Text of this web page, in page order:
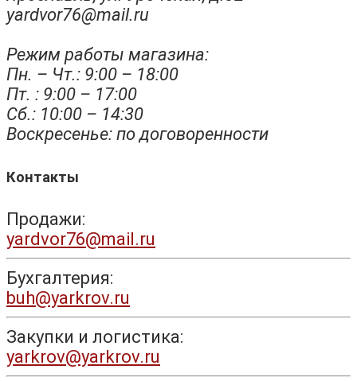
yardvor76@mail.ru
Режим работы магазина:
Пн. – Чт.: 9:00 – 18:00
Пт. : 9:00 – 17:00
Сб.: 10:00 – 14:30
Воскресенье: по договоренности
Контакты
Продажи:
yardvor76@mail.ru
Бухгалтерия:
buh@yarkrov.ru
Закупки и логистика:
yarkrov@yarkrov.ru